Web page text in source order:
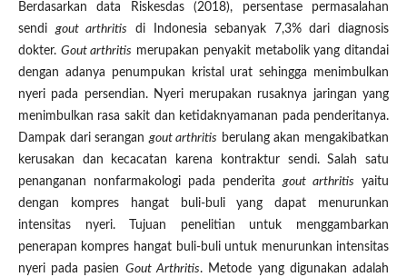
Berdasarkan data Riskesdas (2018), persentase permasalahan
sendigout arthritis di Indonesia sebanyak 7,3% dari diagnosis
dokter. Gout arthritis merupakan penyakit metabolik yang ditandai
dengan adanya penumpukan kristal urat sehingga menimbulkan
nyeri pada persendian. Nyeri merupakan rusaknya jaringan yang
menimbulkan rasa sakit dan ketidaknyamanan pada penderitanya.
Dampak dari serangangout arthritis berulang akan mengakibatkan
kerusakan dan kecacatan karena kontraktur sendi. Salah satu
penanganan nonfarmakologi pada penderitagout arthritis yaitu
dengan kompres hangat buli-buli yang dapat menurunkan
intensitas nyeri. Tujuan penelitian untuk menggambarkan
penerapan kompres hangat buli-buli untuk menurunkan intensitas
nyeri pada pasien Gout Arthritis. Metode yang digunakan adalah